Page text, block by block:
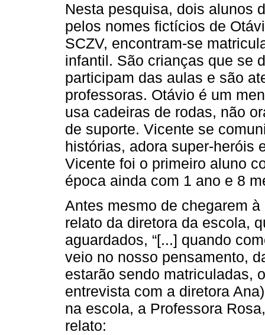
Nesta pesquisa, dois alunos
pelos nomes fictícios de
SCZV, encontram-se
infantil. São crianças que se
participam das aulas e são
professoras. Otávio é um
usa cadeiras de rodas, não
de suporte. Vicente se
histórias, adora super-heróis
Vicente foi o primeiro aluno
época ainda com 1 ano e 8
Antes mesmo de chegarem
relato da diretora da escola,
aguardados, “[...] quando
veio no nosso pensamento,
estarão sendo matriculadas,
entrevista com a diretora
na escola, a Professora
relato: